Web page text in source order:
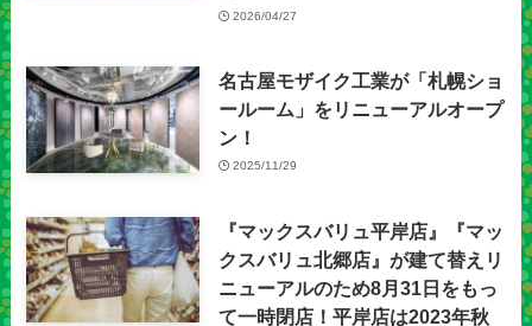
2026/04/27
名古屋モザイク工業が「札幌ショ
ールーム」をリニューアルオープ
ン！
2025/11/29
『マックスバリュ平岸店』『マッ
クスバリュ北郷店』が建て替えリ
ニューアルのため8月31日をもっ
て一時閉店！平岸店は2023年秋